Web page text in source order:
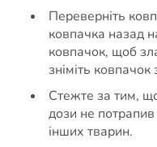
Переверніть
ковпачка назад
ковпачок, щоб
зніміть ковпачок
Стежте за тим,
дози не потрапив
інших тварин.